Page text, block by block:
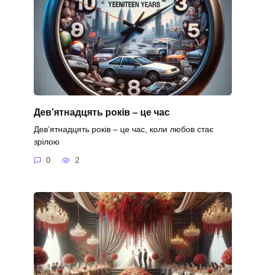
Дев’ятнадцять років – це час
Дев’ятнадцять років – це час, коли любов стає
зрілою
0 2